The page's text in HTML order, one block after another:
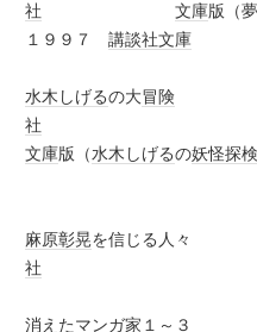
社
文庫版
１９９７ 講談社文庫
水木しげるの大冒険
社
文庫版（水木しげるの妖怪探検
麻原彰晃を信
社
消えたマンガ家 １